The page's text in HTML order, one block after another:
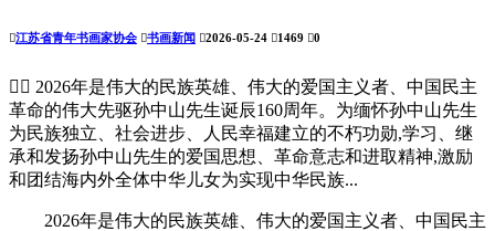
江苏省青年书画家协会 书画新闻 2026-05-24 1469 0
  2026年是伟大的民族英雄、伟大的爱国主义者、中国民主
革命的伟大先驱孙中山先生诞辰160周年。为缅怀孙中山先生
为民族独立、社会进步、人民幸福建立的不朽功勋,学习、继
承和发扬孙中山先生的爱国思想、革命意志和进取精神,激励
和团结海内外全体中华儿女为实现中华民族...
2026年是伟大的民族英雄、伟大的爱国主义者、中国民主